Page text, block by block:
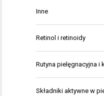
Inne
Retinol i retinoidy
Rutyna pielęgnacyjna i
Składniki aktywne w